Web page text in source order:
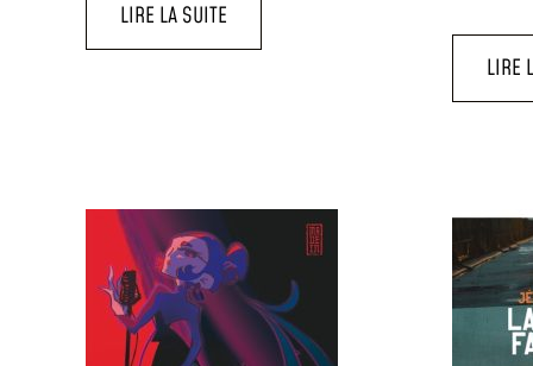
LIRE LA SUITE
LIRE